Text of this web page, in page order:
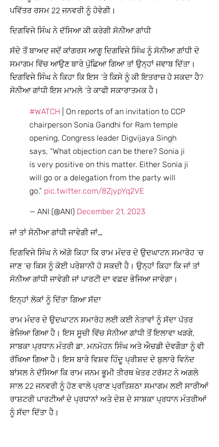
ਪਵਿੱਤਰ ਰਸਮ 22 ਜਨਵਰੀ ਨੂੰ ਹੋਵੇਗੀ।
ਦਿਗਵਿਜੇ ਸਿੰਘ ਨੇ ਦੱਸਿਆ ਕੀ ਕਰੇਗੀ ਸੋਨੀਆ ਗਾਂਧੀ
ਸੱਦੇ ਤੋਂ ਬਾਅਦ ਜਦੋਂ ਕਾਂਗਰਸ ਆਗੂ ਦਿਗਵਿਜੇ ਸਿੰਘ ਨੂੰ ਸੋਨੀਆ ਗਾਂਧੀ ਦੇ
ਸਮਾਗਮ ਵਿੱਚ ਆਉਣ ਬਾਰੇ ਪੁੱਛਿਆ ਗਿਆ ਤਾਂ ਉਨ੍ਹਾਂ ਜਵਾਬ ਦਿੱਤਾ।
ਦਿਗਵਿਜੇ ਸਿੰਘ ਨੇ ਕਿਹਾ ਕਿ ਇਸ ‘ਤੇ ਕਿਸੇ ਨੂੰ ਕੀ ਇਤਰਾਜ਼ ਹੋ ਸਕਦਾ ਹੈ?
ਸੋਨੀਆ ਗਾਂਧੀ ਇਸ ਮਾਮਲੇ ‘ਤੇ ਕਾਫੀ ਸਕਾਰਾਤਮਕ ਹੈ।
#WATCH | On reports of an invitation to CCP
chairperson Sonia Gandhi for Ram temple
opening, Congress leader Digvijaya Singh
says, “What objection can be there? Sonia ji
is very positive on this matter. Either Sonia ji
will go or a delegation from the party will
go.” pic.twitter.com/8ZjypYq2VE
— ANI (@ANI) December 21, 2023
ਜਾਂ ਤਾਂ ਸੋਨੀਆ ਗਾਂਧੀ ਜਾਵੇਗੀ ਜਾਂ…
ਦਿਗਵਿਜੇ ਸਿੰਘ ਨੇ ਅੱਗੇ ਕਿਹਾ ਕਿ ਰਾਮ ਮੰਦਰ ਦੇ ਉਦਘਾਟਨ ਸਮਾਰੋਹ ‘ਚ
ਜਾਣ ‘ਚ ਕਿਸ ਨੂੰ ਕੋਈ ਪਰੇਸ਼ਾਨੀ ਹੋ ਸਕਦੀ ਹੈ। ਉਨ੍ਹਾਂ ਕਿਹਾ ਕਿ ਜਾਂ ਤਾਂ
ਸੋਨੀਆ ਗਾਂਧੀ ਜਾਵੇਗੀ ਜਾਂ ਪਾਰਟੀ ਦਾ ਵਫ਼ਦ ਭੇਜਿਆ ਜਾਵੇਗਾ।
ਇਨ੍ਹਾਂ ਲੋਕਾਂ ਨੂੰ ਦਿੱਤਾ ਗਿਆਸੱਦਾ
ਰਾਮ ਮੰਦਰ ਦੇ ਉਦਘਾਟਨ ਸਮਾਰੋਹ ਲਈ ਕਈ ਨੇਤਾਵਾਂ ਨੂੰ ਸੱਦਾ ਪੱਤਰ
ਭੇਜਿਆ ਗਿਆ ਹੈ। ਇਸ ਸੂਚੀ ਵਿੱਚ ਸੋਨੀਆ ਗਾਂਧੀ ਤੋਂ ਇਲਾਵਾ ਖੜਗੇ,
ਸਾਬਕਾ ਪ੍ਰਧਾਨ ਮੰਤਰੀ ਡਾ. ਮਨਮੋਹਨ ਸਿੰਘ ਅਤੇ ਐਚਡੀ ਦੇਵਗੌੜਾ ਨੂੰ ਵੀ
ਰੱਖਿਆ ਗਿਆ ਹੈ। ਇਸ ਬਾਰੇ ਵਿਸ਼ਵ ਹਿੰਦੂ ਪ੍ਰੀਸ਼ਦ ਦੇ ਬੁਲਾਰੇ ਵਿਨੋਦ
ਬਾਂਸਲ ਨੇ ਦੱਸਿਆ ਕਿ ਰਾਮ ਜਨਮ ਭੂਮੀ ਤੀਰਥ ਖੇਤਰ ਟਰੱਸਟ ਨੇ ਅਗਲੇ
ਸਾਲ 22 ਜਨਵਰੀ ਨੂੰ ਹੋਣ ਵਾਲੇ ਪ੍ਰਾਣ ਪ੍ਰਤਿਸ਼ਠਾ ਸਮਾਗਮ ਲਈ ਸਾਰੀਆਂ
ਰਾਸ਼ਟਰੀ ਪਾਰਟੀਆਂ ਦੇ ਪ੍ਰਧਾਨਾਂ ਅਤੇ ਦੇਸ਼ ਦੇ ਸਾਬਕਾ ਪ੍ਰਧਾਨ ਮੰਤਰੀਆਂ
ਨੂੰ ਸੱਦਾ ਦਿੱਤਾ ਹੈ।